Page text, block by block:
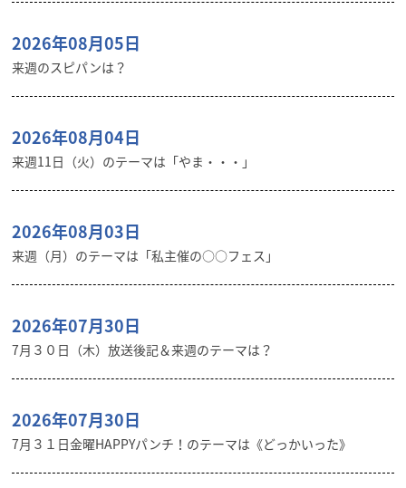
2026年08月05日
来週のスピパンは？
2026年08月04日
来週11日（火）のテーマは「やま・・・」
2026年08月03日
来週（月）のテーマは「私主催の○○フェス」
2026年07月30日
7月３０日（木）放送後記＆来週のテーマは？
2026年07月30日
7月３１日金曜HAPPYパンチ！のテーマは《どっかいった》